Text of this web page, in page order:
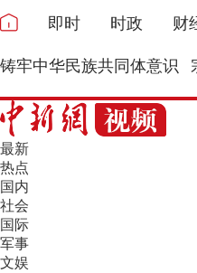
即时 时政 财
铸牢中华民族共同体意识
最新
热点
国内
社会
国际
军事
文娱